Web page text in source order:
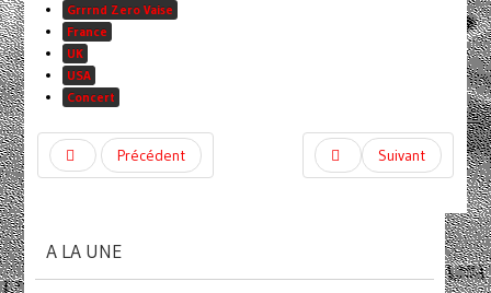
Grrrnd Zero Vaise
France
UK
USA
Concert
Précédent Suivant
A LA UNE